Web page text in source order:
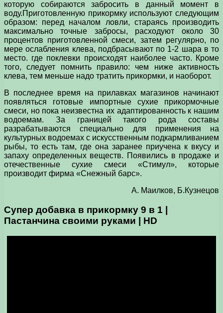
которую собираются забросить в данный момент в
воду.Приготовленную прикормку используют следующим
образом: перед началом ловли, стараясь производить
максимально точные забросы, расходуют около 30
процентов приготовленной смеси, затем регулярно, по
мере ослабления клева, подбрасывают по 1-2 шара в то
место. где поклевки происходят наиболее часто. Кроме
того, следует помнить правило: чем ниже активность
клева, тем меньше надо тратить прикормки, и наоборот.
В последнее время на прилавках магазинов начинают
появляться готовые импортные сухие прикормочные
смеси, но пока неизвестна их адаптированность к нашим
водоемам. За границей такого рода составы
разрабатываются специально для применения на
культурных водоемах с искусственным подкармливанием
рыбы, то есть там, где она заранее приучена к вкусу и
запаху определенных веществ. Появились в продаже и
отечественные сухие смеси «Стимул», которые
производит фирма «Снежный барс».
А. Маилков, Б.Кузнецов
Супер добавка в прикормку 9 в 1 |
Пастанчина своими руками | HD